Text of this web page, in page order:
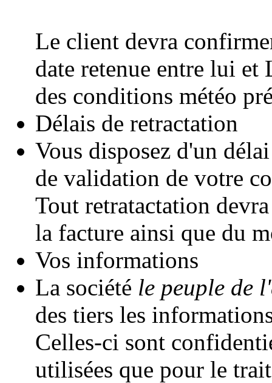
Le client devra
date retenue entre lui
des conditions météo
Délais de retractation
Vous disposez d'un
de validation de votre
Tout retratactation
la facture ainsi que du
Vos informations
La société le peuple de
des tiers les
Celles-ci sont
utilisées que pour le